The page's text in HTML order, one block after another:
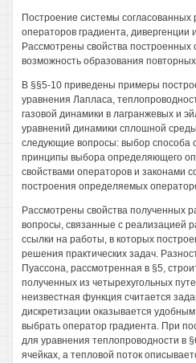
Построение системы согласованных
операторов градиента, дивергенции
Рассмотрены свойства построенных
возможность образования
В §§5-10 приведены примеры
уравнения Лапласа,
газовой динамики в лагранжевых и
уравнений динамики сплошной
следующие вопросы: выбор способа
принципы выбора определяющего
свойствами операторов и законами
построения определяемых
Рассмотрены свойства полученных
вопросы, связанные с реализацией
ссылки на работы, в которых
решения практических задач.
Пуассона, рассмотренная в §5,
полученных из четырехугольных
неизвестная функция считается
дискретизации оказывается
выбрать оператор градиента. При
для уравнения теплопроводности в
ячейках, а тепловой поток